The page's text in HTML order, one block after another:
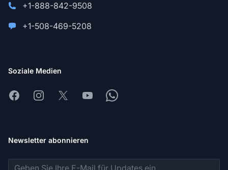
+1-888-842-9508
+1-508-469-5208
Soziale Medien
FacebookInstagram
X YoutubeWhatsapp
Newsletter abonnieren
E-Mail-Adresse